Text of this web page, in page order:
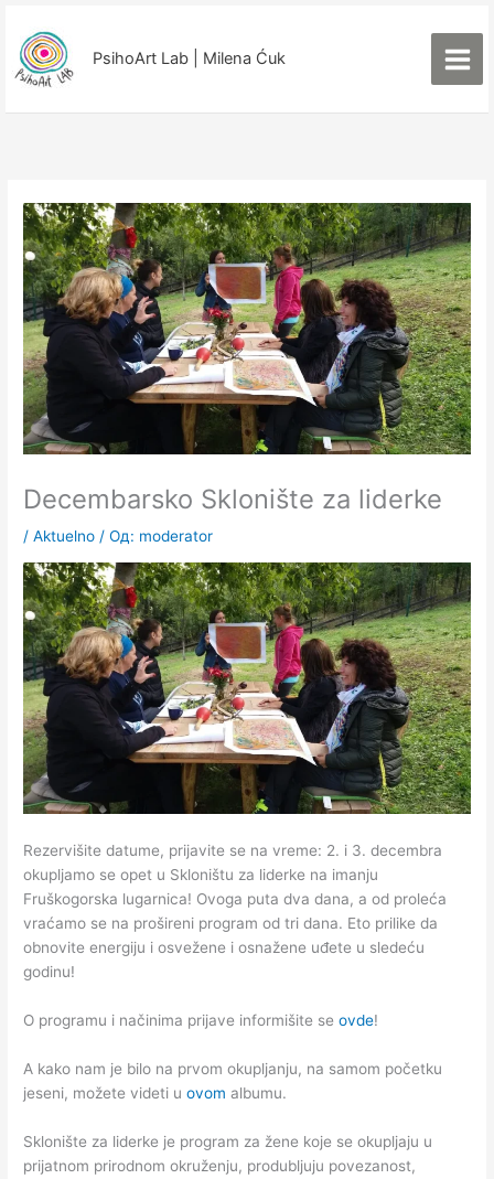
садржај
PsihoArt Lab | Milena Ćuk
Decembarsko Sklonište za liderke
/Aktuelno / Од: moderator
Rezervišite datume, prijavite se na vreme: 2. i 3. decembra
okupljamo se opet u Skloništu za liderke na imanju
Fruškogorska lugarnica! Ovoga puta dva dana, a od proleća
vraćamo se na prošireni program od tri dana. Eto prilike da
obnovite energiju i osvežene i osnažene uđete u sledeću
godinu!
O programu i načinima prijave informišite seovde!
A kako nam je bilo na prvom okupljanju, na samom početku
jeseni, možete videti uovomalbumu.
Sklonište za liderke je program za žene koje se okupljaju u
prijatnom prirodnom okruženju, produbljuju povezanost,